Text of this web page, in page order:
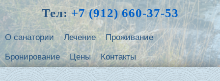
Тел:+7 (912) 660-37-53
О санатории Лечение Проживание
Бронирование Цены Контакты